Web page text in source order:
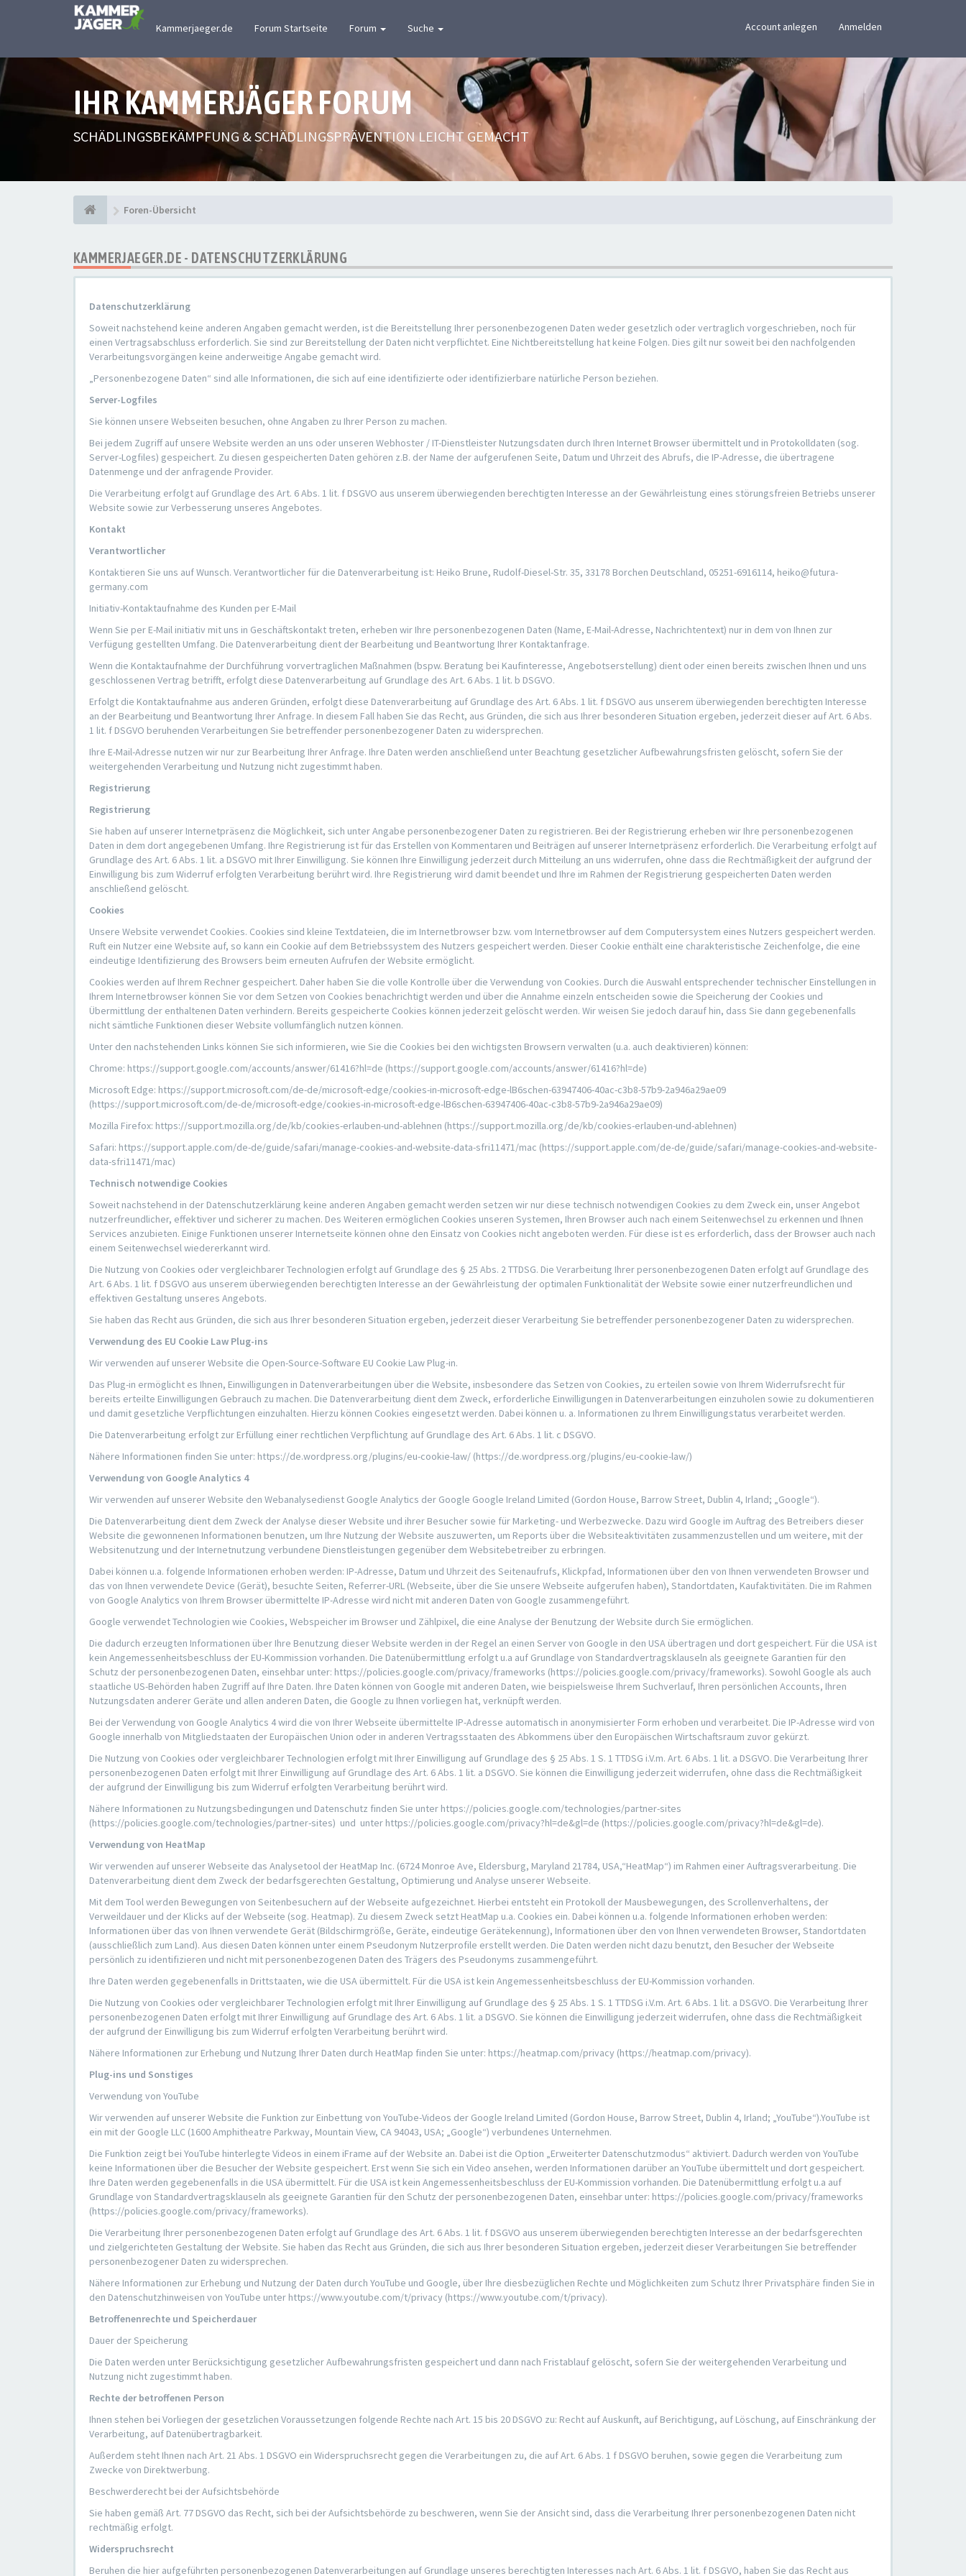
Kammerjaeger.de Forum Startseite Forum Suche Account anlegen Anmelden
IHR KAMMERJÄGER FORUM
SCHÄDLINGSBEKÄMPFUNG & SCHÄDLINGSPRÄVENTION LEICHT GEMACHT
Foren-Übersicht
KAMMERJAEGER.DE - DATENSCHUTZERKLÄRUNG
Datenschutzerklärung
Soweit nachstehend keine anderen Angaben gemacht werden, ist die Bereitstellung Ihrer personenbezogenen Daten weder gesetzlich oder vertraglich vorgeschrieben, noch für
einen Vertragsabschluss erforderlich. Sie sind zur Bereitstellung der Daten nicht verpflichtet. Eine Nichtbereitstellung hat keine Folgen. Dies gilt nur soweit bei den nachfolgenden
Verarbeitungsvorgängen keine anderweitige Angabe gemacht wird.
„Personenbezogene Daten“ sind alle Informationen, die sich auf eine identifizierte oder identifizierbare natürliche Person beziehen.
Server-Logfiles
Sie können unsere Webseiten besuchen, ohne Angaben zu Ihrer Person zu machen.
Bei jedem Zugriff auf unsere Website werden an uns oder unseren Webhoster / IT-Dienstleister Nutzungsdaten durch Ihren Internet Browser übermittelt und in Protokolldaten (sog.
Server-Logfiles) gespeichert. Zu diesen gespeicherten Daten gehören z.B. der Name der aufgerufenen Seite, Datum und Uhrzeit des Abrufs, die IP-Adresse, die übertragene
Datenmenge und der anfragende Provider.
Die Verarbeitung erfolgt auf Grundlage des Art. 6 Abs. 1 lit. f DSGVO aus unserem überwiegenden berechtigten Interesse an der Gewährleistung eines störungsfreien Betriebs unserer
Website sowie zur Verbesserung unseres Angebotes.
Kontakt
Verantwortlicher
Kontaktieren Sie uns auf Wunsch. Verantwortlicher für die Datenverarbeitung ist: Heiko Brune, Rudolf-Diesel-Str. 35, 33178 Borchen Deutschland, 05251-6916114, heiko@futura-
germany.com
Initiativ-Kontaktaufnahme des Kunden per E-Mail
Wenn Sie per E-Mail initiativ mit uns in Geschäftskontakt treten, erheben wir Ihre personenbezogenen Daten (Name, E-Mail-Adresse, Nachrichtentext) nur in dem von Ihnen zur
Verfügung gestellten Umfang. Die Datenverarbeitung dient der Bearbeitung und Beantwortung Ihrer Kontaktanfrage.
Wenn die Kontaktaufnahme der Durchführung vorvertraglichen Maßnahmen (bspw. Beratung bei Kaufinteresse, Angebotserstellung) dient oder einen bereits zwischen Ihnen und uns
geschlossenen Vertrag betrifft, erfolgt diese Datenverarbeitung auf Grundlage des Art. 6 Abs. 1 lit. b DSGVO.
Erfolgt die Kontaktaufnahme aus anderen Gründen, erfolgt diese Datenverarbeitung auf Grundlage des Art. 6 Abs. 1 lit. f DSGVO aus unserem überwiegenden berechtigten Interesse
an der Bearbeitung und Beantwortung Ihrer Anfrage. In diesem Fall haben Sie das Recht, aus Gründen, die sich aus Ihrer besonderen Situation ergeben, jederzeit dieser auf Art. 6 Abs.
1 lit. f DSGVO beruhenden Verarbeitungen Sie betreffender personenbezogener Daten zu widersprechen.
Ihre E-Mail-Adresse nutzen wir nur zur Bearbeitung Ihrer Anfrage. Ihre Daten werden anschließend unter Beachtung gesetzlicher Aufbewahrungsfristen gelöscht, sofern Sie der
weitergehenden Verarbeitung und Nutzung nicht zugestimmt haben.
Registrierung
Registrierung
Sie haben auf unserer Internetpräsenz die Möglichkeit, sich unter Angabe personenbezogener Daten zu registrieren. Bei der Registrierung erheben wir Ihre personenbezogenen
Daten in dem dort angegebenen Umfang. Ihre Registrierung ist für das Erstellen von Kommentaren und Beiträgen auf unserer Internetpräsenz erforderlich. Die Verarbeitung erfolgt auf
Grundlage des Art. 6 Abs. 1 lit. a DSGVO mit Ihrer Einwilligung. Sie können Ihre Einwilligung jederzeit durch Mitteilung an uns widerrufen, ohne dass die Rechtmäßigkeit der aufgrund der
Einwilligung bis zum Widerruf erfolgten Verarbeitung berührt wird. Ihre Registrierung wird damit beendet und Ihre im Rahmen der Registrierung gespeicherten Daten werden
anschließend gelöscht.
Cookies
Unsere Website verwendet Cookies. Cookies sind kleine Textdateien, die im Internetbrowser bzw. vom Internetbrowser auf dem Computersystem eines Nutzers gespeichert werden.
Ruft ein Nutzer eine Website auf, so kann ein Cookie auf dem Betriebssystem des Nutzers gespeichert werden. Dieser Cookie enthält eine charakteristische Zeichenfolge, die eine
eindeutige Identifizierung des Browsers beim erneuten Aufrufen der Website ermöglicht.
Cookies werden auf Ihrem Rechner gespeichert. Daher haben Sie die volle Kontrolle über die Verwendung von Cookies. Durch die Auswahl entsprechender technischer Einstellungen in
Ihrem Internetbrowser können Sie vor dem Setzen von Cookies benachrichtigt werden und über die Annahme einzeln entscheiden sowie die Speicherung der Cookies und
Übermittlung der enthaltenen Daten verhindern. Bereits gespeicherte Cookies können jederzeit gelöscht werden. Wir weisen Sie jedoch darauf hin, dass Sie dann gegebenenfalls
nicht sämtliche Funktionen dieser Website vollumfänglich nutzen können.
Unter den nachstehenden Links können Sie sich informieren, wie Sie die Cookies bei den wichtigsten Browsern verwalten (u.a. auch deaktivieren) können:
Chrome: https://support.google.com/accounts/answer/61416?hl=de (https://support.google.com/accounts/answer/61416?hl=de)
Microsoft Edge: https://support.microsoft.com/de-de/microsoft-edge/cookies-in-microsoft-edge-lB6schen-63947406-40ac-c3b8-57b9-2a946a29ae09
(https://support.microsoft.com/de-de/microsoft-edge/cookies-in-microsoft-edge-lB6schen-63947406-40ac-c3b8-57b9-2a946a29ae09)
Mozilla Firefox: https://support.mozilla.org/de/kb/cookies-erlauben-und-ablehnen (https://support.mozilla.org/de/kb/cookies-erlauben-und-ablehnen)
Safari: https://support.apple.com/de-de/guide/safari/manage-cookies-and-website-data-sfri11471/mac (https://support.apple.com/de-de/guide/safari/manage-cookies-and-website-
data-sfri11471/mac)
Technisch notwendige Cookies
Soweit nachstehend in der Datenschutzerklärung keine anderen Angaben gemacht werden setzen wir nur diese technisch notwendigen Cookies zu dem Zweck ein, unser Angebot
nutzerfreundlicher, effektiver und sicherer zu machen. Des Weiteren ermöglichen Cookies unseren Systemen, Ihren Browser auch nach einem Seitenwechsel zu erkennen und Ihnen
Services anzubieten. Einige Funktionen unserer Internetseite können ohne den Einsatz von Cookies nicht angeboten werden. Für diese ist es erforderlich, dass der Browser auch nach
einem Seitenwechsel wiedererkannt wird.
Die Nutzung von Cookies oder vergleichbarer Technologien erfolgt auf Grundlage des § 25 Abs. 2 TTDSG. Die Verarbeitung Ihrer personenbezogenen Daten erfolgt auf Grundlage des
Art. 6 Abs. 1 lit. f DSGVO aus unserem überwiegenden berechtigten Interesse an der Gewährleistung der optimalen Funktionalität der Website sowie einer nutzerfreundlichen und
effektiven Gestaltung unseres Angebots.
Sie haben das Recht aus Gründen, die sich aus Ihrer besonderen Situation ergeben, jederzeit dieser Verarbeitung Sie betreffender personenbezogener Daten zu widersprechen.
Verwendung des EU Cookie Law Plug-ins
Wir verwenden auf unserer Website die Open-Source-Software EU Cookie Law Plug-in.
Das Plug-in ermöglicht es Ihnen, Einwilligungen in Datenverarbeitungen über die Website, insbesondere das Setzen von Cookies, zu erteilen sowie von Ihrem Widerrufsrecht für
bereits erteilte Einwilligungen Gebrauch zu machen. Die Datenverarbeitung dient dem Zweck, erforderliche Einwilligungen in Datenverarbeitungen einzuholen sowie zu dokumentieren
und damit gesetzliche Verpflichtungen einzuhalten. Hierzu können Cookies eingesetzt werden. Dabei können u. a. Informationen zu Ihrem Einwilligungstatus verarbeitet werden.
Die Datenverarbeitung erfolgt zur Erfüllung einer rechtlichen Verpflichtung auf Grundlage des Art. 6 Abs. 1 lit. c DSGVO.
Nähere Informationen finden Sie unter: https://de.wordpress.org/plugins/eu-cookie-law/ (https://de.wordpress.org/plugins/eu-cookie-law/)
Verwendung von Google Analytics 4
Wir verwenden auf unserer Website den Webanalysedienst Google Analytics der Google Google Ireland Limited (Gordon House, Barrow Street, Dublin 4, Irland; „Google“).
Die Datenverarbeitung dient dem Zweck der Analyse dieser Website und ihrer Besucher sowie für Marketing- und Werbezwecke. Dazu wird Google im Auftrag des Betreibers dieser
Website die gewonnenen Informationen benutzen, um Ihre Nutzung der Website auszuwerten, um Reports über die Websiteaktivitäten zusammenzustellen und um weitere, mit der
Websitenutzung und der Internetnutzung verbundene Dienstleistungen gegenüber dem Websitebetreiber zu erbringen.
Dabei können u.a. folgende Informationen erhoben werden: IP-Adresse, Datum und Uhrzeit des Seitenaufrufs, Klickpfad, Informationen über den von Ihnen verwendeten Browser und
das von Ihnen verwendete Device (Gerät), besuchte Seiten, Referrer-URL (Webseite, über die Sie unsere Webseite aufgerufen haben), Standortdaten, Kaufaktivitäten. Die im Rahmen
von Google Analytics von Ihrem Browser übermittelte IP-Adresse wird nicht mit anderen Daten von Google zusammengeführt.
Google verwendet Technologien wie Cookies, Webspeicher im Browser und Zählpixel, die eine Analyse der Benutzung der Website durch Sie ermöglichen.
Die dadurch erzeugten Informationen über Ihre Benutzung dieser Website werden in der Regel an einen Server von Google in den USA übertragen und dort gespeichert. Für die USA ist
kein Angemessenheitsbeschluss der EU-Kommission vorhanden. Die Datenübermittlung erfolgt u.a auf Grundlage von Standardvertragsklauseln als geeignete Garantien für den
Schutz der personenbezogenen Daten, einsehbar unter: https://policies.google.com/privacy/frameworks (https://policies.google.com/privacy/frameworks). Sowohl Google als auch
staatliche US-Behörden haben Zugriff auf Ihre Daten. Ihre Daten können von Google mit anderen Daten, wie beispielsweise Ihrem Suchverlauf, Ihren persönlichen Accounts, Ihren
Nutzungsdaten anderer Geräte und allen anderen Daten, die Google zu Ihnen vorliegen hat, verknüpft werden.
Bei der Verwendung von Google Analytics 4 wird die von Ihrer Webseite übermittelte IP-Adresse automatisch in anonymisierter Form erhoben und verarbeitet. Die IP-Adresse wird von
Google innerhalb von Mitgliedstaaten der Europäischen Union oder in anderen Vertragsstaaten des Abkommens über den Europäischen Wirtschaftsraum zuvor gekürzt.
Die Nutzung von Cookies oder vergleichbarer Technologien erfolgt mit Ihrer Einwilligung auf Grundlage des § 25 Abs. 1 S. 1 TTDSG i.V.m. Art. 6 Abs. 1 lit. a DSGVO. Die Verarbeitung Ihrer
personenbezogenen Daten erfolgt mit Ihrer Einwilligung auf Grundlage des Art. 6 Abs. 1 lit. a DSGVO. Sie können die Einwilligung jederzeit widerrufen, ohne dass die Rechtmäßigkeit
der aufgrund der Einwilligung bis zum Widerruf erfolgten Verarbeitung berührt wird.
Nähere Informationen zu Nutzungsbedingungen und Datenschutz finden Sie unter https://policies.google.com/technologies/partner-sites
(https://policies.google.com/technologies/partner-sites) und unter https://policies.google.com/privacy?hl=de&gl=de (https://policies.google.com/privacy?hl=de&gl=de).
Verwendung von HeatMap
Wir verwenden auf unserer Webseite das Analysetool der HeatMap Inc. (6724 Monroe Ave, Eldersburg, Maryland 21784, USA,“HeatMap“) im Rahmen einer Auftragsverarbeitung. Die
Datenverarbeitung dient dem Zweck der bedarfsgerechten Gestaltung, Optimierung und Analyse unserer Webseite.
Mit dem Tool werden Bewegungen von Seitenbesuchern auf der Webseite aufgezeichnet. Hierbei entsteht ein Protokoll der Mausbewegungen, des Scrollenverhaltens, der
Verweildauer und der Klicks auf der Webseite (sog. Heatmap). Zu diesem Zweck setzt HeatMap u.a. Cookies ein. Dabei können u.a. folgende Informationen erhoben werden:
Informationen über das von Ihnen verwendete Gerät (Bildschirmgröße, Geräte, eindeutige Gerätekennung), Informationen über den von Ihnen verwendeten Browser, Standortdaten
(ausschließlich zum Land). Aus diesen Daten können unter einem Pseudonym Nutzerprofile erstellt werden. Die Daten werden nicht dazu benutzt, den Besucher der Webseite
persönlich zu identifizieren und nicht mit personenbezogenen Daten des Trägers des Pseudonyms zusammengeführt.
Ihre Daten werden gegebenenfalls in Drittstaaten, wie die USA übermittelt. Für die USA ist kein Angemessenheitsbeschluss der EU-Kommission vorhanden.
Die Nutzung von Cookies oder vergleichbarer Technologien erfolgt mit Ihrer Einwilligung auf Grundlage des § 25 Abs. 1 S. 1 TTDSG i.V.m. Art. 6 Abs. 1 lit. a DSGVO. Die Verarbeitung Ihrer
personenbezogenen Daten erfolgt mit Ihrer Einwilligung auf Grundlage des Art. 6 Abs. 1 lit. a DSGVO. Sie können die Einwilligung jederzeit widerrufen, ohne dass die Rechtmäßigkeit
der aufgrund der Einwilligung bis zum Widerruf erfolgten Verarbeitung berührt wird.
Nähere Informationen zur Erhebung und Nutzung Ihrer Daten durch HeatMap finden Sie unter: https://heatmap.com/privacy (https://heatmap.com/privacy).
Plug-ins und Sonstiges
Verwendung von YouTube
Wir verwenden auf unserer Website die Funktion zur Einbettung von YouTube-Videos der Google Ireland Limited (Gordon House, Barrow Street, Dublin 4, Irland; „YouTube“).YouTube ist
ein mit der Google LLC (1600 Amphitheatre Parkway, Mountain View, CA 94043, USA; „Google“) verbundenes Unternehmen.
Die Funktion zeigt bei YouTube hinterlegte Videos in einem iFrame auf der Website an. Dabei ist die Option „Erweiterter Datenschutzmodus“ aktiviert. Dadurch werden von YouTube
keine Informationen über die Besucher der Website gespeichert. Erst wenn Sie sich ein Video ansehen, werden Informationen darüber an YouTube übermittelt und dort gespeichert.
Ihre Daten werden gegebenenfalls in die USA übermittelt. Für die USA ist kein Angemessenheitsbeschluss der EU-Kommission vorhanden. Die Datenübermittlung erfolgt u.a auf
Grundlage von Standardvertragsklauseln als geeignete Garantien für den Schutz der personenbezogenen Daten, einsehbar unter: https://policies.google.com/privacy/frameworks
(https://policies.google.com/privacy/frameworks).
Die Verarbeitung Ihrer personenbezogenen Daten erfolgt auf Grundlage des Art. 6 Abs. 1 lit. f DSGVO aus unserem überwiegenden berechtigten Interesse an der bedarfsgerechten
und zielgerichteten Gestaltung der Website. Sie haben das Recht aus Gründen, die sich aus Ihrer besonderen Situation ergeben, jederzeit dieser Verarbeitungen Sie betreffender
personenbezogener Daten zu widersprechen.
Nähere Informationen zur Erhebung und Nutzung der Daten durch YouTube und Google, über Ihre diesbezüglichen Rechte und Möglichkeiten zum Schutz Ihrer Privatsphäre finden Sie in
den Datenschutzhinweisen von YouTube unter https://www.youtube.com/t/privacy (https://www.youtube.com/t/privacy).
Betroffenenrechte und Speicherdauer
Dauer der Speicherung
Die Daten werden unter Berücksichtigung gesetzlicher Aufbewahrungsfristen gespeichert und dann nach Fristablauf gelöscht, sofern Sie der weitergehenden Verarbeitung und
Nutzung nicht zugestimmt haben.
Rechte der betroffenen Person
Ihnen stehen bei Vorliegen der gesetzlichen Voraussetzungen folgende Rechte nach Art. 15 bis 20 DSGVO zu: Recht auf Auskunft, auf Berichtigung, auf Löschung, auf Einschränkung der
Verarbeitung, auf Datenübertragbarkeit.
Außerdem steht Ihnen nach Art. 21 Abs. 1 DSGVO ein Widerspruchsrecht gegen die Verarbeitungen zu, die auf Art. 6 Abs. 1 f DSGVO beruhen, sowie gegen die Verarbeitung zum
Zwecke von Direktwerbung.
Beschwerderecht bei der Aufsichtsbehörde
Sie haben gemäß Art. 77 DSGVO das Recht, sich bei der Aufsichtsbehörde zu beschweren, wenn Sie der Ansicht sind, dass die Verarbeitung Ihrer personenbezogenen Daten nicht
rechtmäßig erfolgt.
Widerspruchsrecht
Beruhen die hier aufgeführten personenbezogenen Datenverarbeitungen auf Grundlage unseres berechtigten Interesses nach Art. 6 Abs. 1 lit. f DSGVO, haben Sie das Recht aus